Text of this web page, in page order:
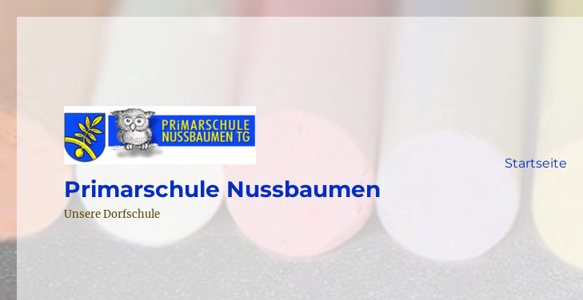
Primarschule Nussbaumen
Unsere Dorfschule
Startseite